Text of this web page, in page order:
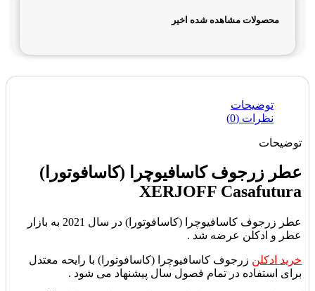
محصولات مشاهده شده اخیر
توضیحات
نظرات (0)
توضیحات
عطر زرجوف کاسافیوچرا (کاسافوتورا)
XERJOFF Casafutura
عطر زرجوف کاسافیوچرا (کاسافوتورا) در سال 2021 به بازار
عطر و ادکلن عرضه شد .
خرید ادکلن زرجوف کاسافیوچرا (کاسافوتورا) با رایحه معتدل
برای استفاده در تمام فصول سال پیشنهاد می شود .